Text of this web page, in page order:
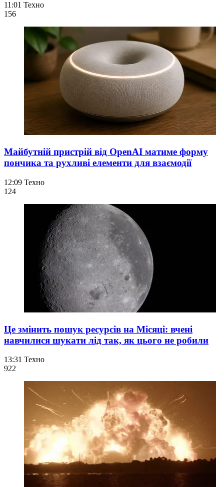
11:01 Техно
156
Майбутній пристрій від OpenAI матиме форму
пончика та рухливі елементи для взаємодії
12:09 Техно
124
Це змінить пошук ресурсів на Місяці: вчені
навчилися шукати лід так, як цього не робили
13:31 Техно
922